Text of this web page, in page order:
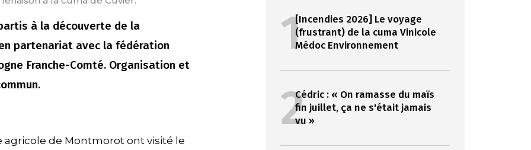
à la découverte de la
partenariat avec la fédération
Franche-Comté. Organisation et
agricole de Montmorot ont visité le
1[Incendies 2026] Le voyage
(frustrant) de la cuma Vinicole
Médoc Environnement
2Cédric : « On ramasse du maïs
fin juillet, ça ne s'était jamais
vu »